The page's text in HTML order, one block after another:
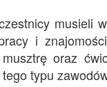
musieli
i
oraz
typu